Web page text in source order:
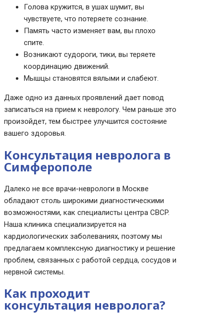
Голова кружится, в ушах шумит, вы
чувствуете, что потеряете сознание.
Память часто изменяет вам, вы плохо
спите.
Возникают судороги, тики, вы теряете
координацию движений.
Мышцы становятся вялыми и слабеют.
Даже одно из данных проявлений дает повод
записаться на прием к неврологу. Чем раньше это
произойдет, тем быстрее улучшится состояние
вашего здоровья.
Консультация невролога в
Симферополе
Далеко не все врачи-неврологи в Москве
обладают столь широкими диагностическими
возможностями, как специалисты центра CBCP.
Наша клиника специализируется на
кардиологических заболеваниях, поэтому мы
предлагаем комплексную диагностику и решение
проблем, связанных с работой сердца, сосудов и
нервной системы.
Как проходит
консультация невролога?